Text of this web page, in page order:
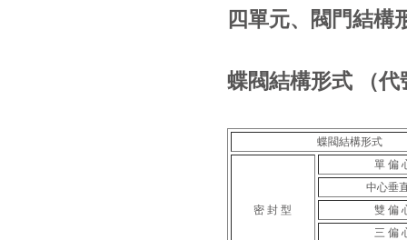
四單元、閥門結構
蝶閥結構形式 （代
蝶閥結構形式
密 封 型
單 偏
中心垂
雙 偏
三 偏